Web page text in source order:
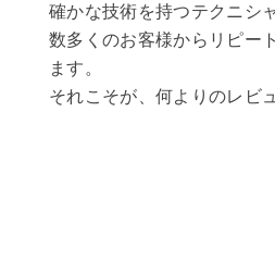
確かな技術を持つテクニシャ
数多くのお客様からリピー
ます。
それこそが、何よりのレビ